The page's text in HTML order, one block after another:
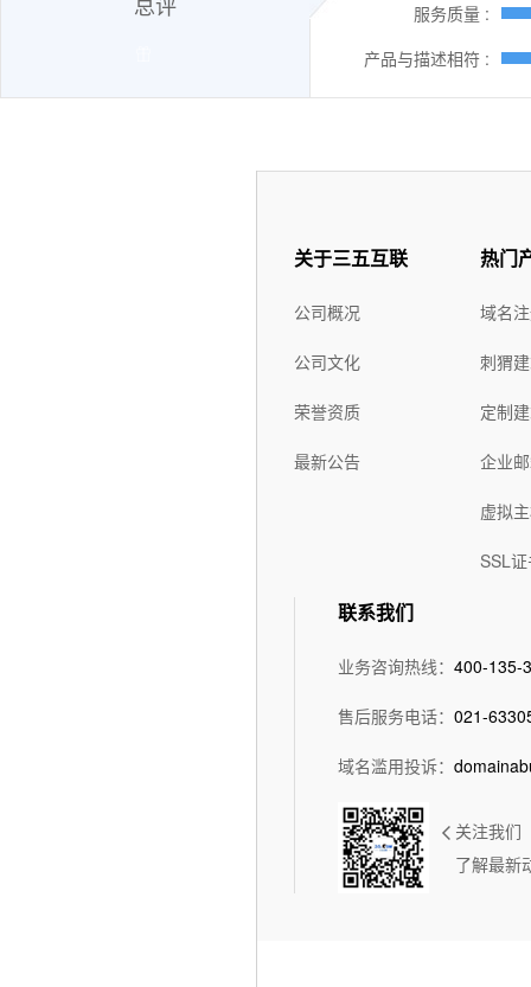
服务质量 :
产品与描述相符 :
关于三五互联
公司概况
公司文化
荣誉资质
最新公告
热门
域名
刺猬
定制
企业
虚拟
SSL
联系我们
业务咨询热线： 400-135-
售后服务电话： 021-
域名滥用投诉：
关注我们
了解最新